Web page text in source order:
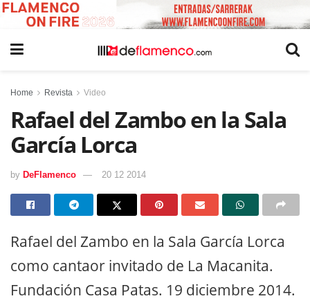
Home Revista Video
Rafael del Zambo en la Sala
García Lorca
by DeFlamenco 20 12 2014
Rafael del Zambo en la Sala García Lorca
como cantaor invitado de La Macanita.
Fundación Casa Patas. 19 diciembre 2014.